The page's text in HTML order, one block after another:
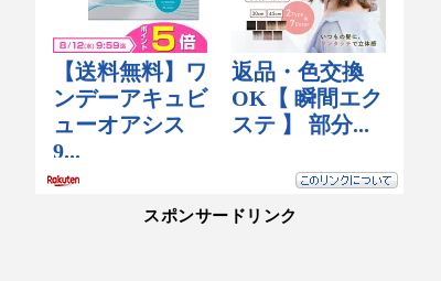
スポンサードリンク